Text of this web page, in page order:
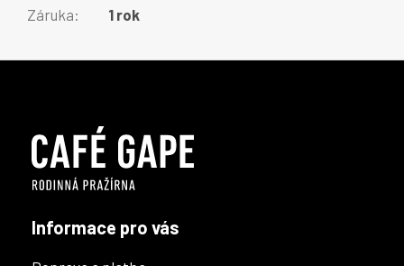
Záruka: 1 rok
Informace pro vás